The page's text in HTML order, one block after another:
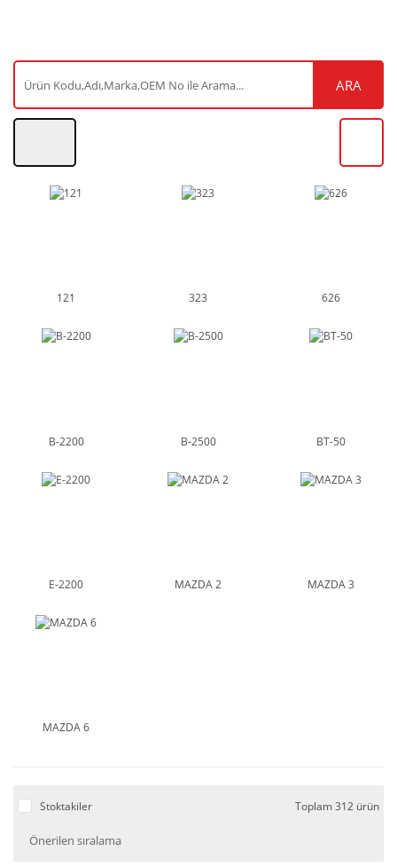
ARA
121 323 626
B-2200 B-2500 BT-50
E-2200 MAZDA 2 MAZDA 3
MAZDA 6
Stoktakiler Toplam 312 ürün